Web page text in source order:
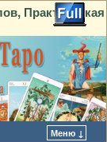
Практическая
Меню ↓